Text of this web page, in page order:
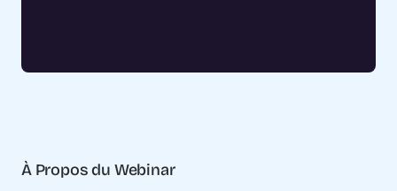
À Propos du Webinar